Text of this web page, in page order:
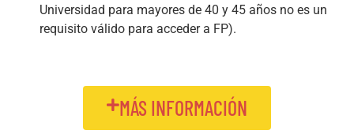
Universidad para mayores de 40 y 45 años no es un
requisito válido para acceder a FP).
MÁS INFORMACIÓN